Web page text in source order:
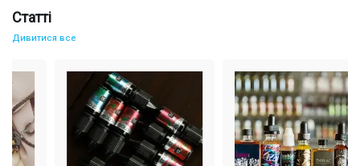
Оплатіть замовлення зручним для вас способом.
рідинами Black Tag!
вибором для вейпінгу. Замовляйте зараз та оцініть їх
неповторний смак та якість!
Статті
Дивитися все